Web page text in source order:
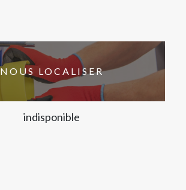
NOUS LOCALISER
indisponible